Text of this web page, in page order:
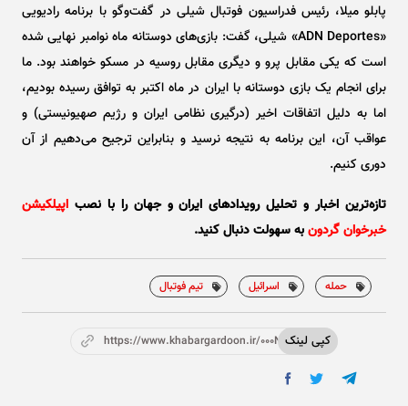
پابلو میلا، رئیس فدراسیون فوتبال شیلی در گفت‌و‌گو با برنامه رادیویی
«ADN Deportes» شیلی، گفت: بازی‌های دوستانه ماه نوامبر نهایی شده
است که یکی مقابل پرو و دیگری مقابل روسیه در مسکو خواهند بود. ما
برای انجام یک بازی دوستانه با ایران در ماه اکتبر به توافق رسیده بودیم،
اما به دلیل اتفاقات اخیر (درگیری نظامی ایران و رژیم صهیونیستی) و
عواقب آن، این برنامه به نتیجه نرسید و بنابراین ترجیح می‌دهیم از آن
دوری کنیم.
تازه‌ترین اخبار و تحلیل‌ رویدادهای ایران و جهان را با نصب اپیلکیشن
خبرخوان گردونبه سهولت دنبال کنید.
حمله اسرائیل تیم فوتبال
کپی لینکhttps://www.khabargardoon.ir/000NfV